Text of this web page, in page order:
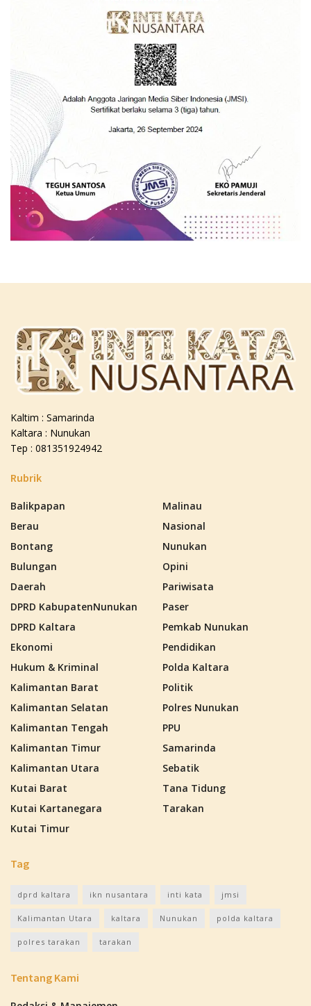
Kaltim : Samarinda
Kaltara : Nunukan
Tep : 081351924942
Rubrik
Balikpapan
Berau
Bontang
Bulungan
Daerah
DPRD KabupatenNunukan
DPRD Kaltara
Ekonomi
Hukum & Kriminal
Kalimantan Barat
Kalimantan Selatan
Kalimantan Tengah
Kalimantan Timur
Kalimantan Utara
Kutai Barat
Kutai Kartanegara
Kutai Timur
Malinau
Nasional
Nunukan
Opini
Pariwisata
Paser
Pemkab Nunukan
Pendidikan
Polda Kaltara
Politik
Polres Nunukan
PPU
Samarinda
Sebatik
Tana Tidung
Tarakan
Tag
dprd kaltara ikn nusantara inti kata jmsi
Kalimantan Utara kaltara Nunukan polda kaltara
polres tarakan tarakan
Tentang Kami